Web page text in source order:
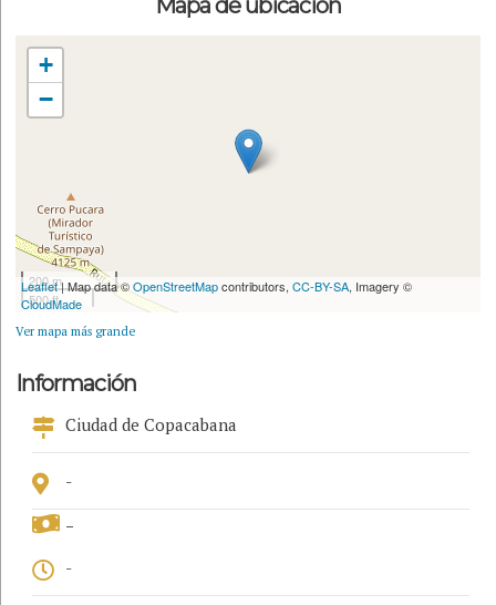
Mapa de ubicación
+
−
200 m
500 ft
Leaflet| Map data ©OpenStreetMapcontributors,CC-BY-SA, Imagery ©
CloudMade
Ver mapa más grande
Información
Ciudad de Copacabana
-
-
-